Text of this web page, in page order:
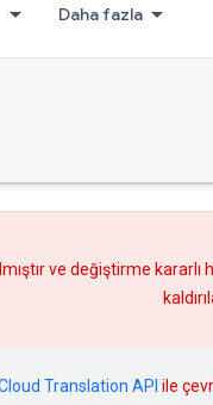
Daha fazla
ve değiştirme kararlı
Translation API ile